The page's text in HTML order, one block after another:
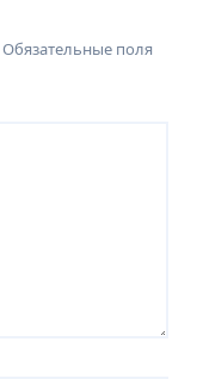
Обязательные поля